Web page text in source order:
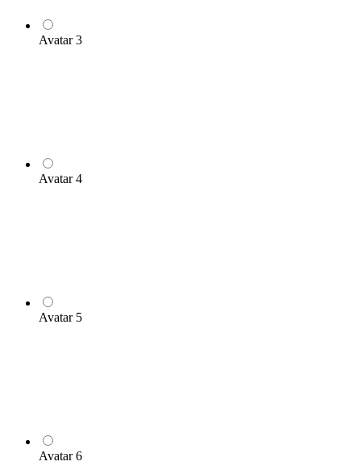
Avatar 3
Avatar 4
Avatar 5
Avatar 6